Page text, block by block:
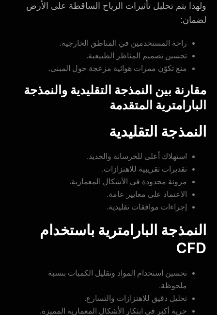
ولهذا يتم تحليل تأثيرات الرياح الساقطة على الأرض
لضمان:
راحة المستخدمين في المناطق الخارجية.
تحسين تصميم المناظر الطبيعية.
منع تكوّن ممرات هوائية مزعجة حول المبنى.
مقارنة بين النمذجة التقليدية والنمذجة
البارامترية المتقدمة
النمذجة التقليدية
استهلاك أعلى للخرسانة والحديد.
تقديرات تقريبية للاهتزازات.
مرونة محدودة في الأشكال المعمارية.
الاعتماد على معايير عامة.
إجراءات موافقات تقليدية.
النمذجة البارامترية باستخدام
CFD
تحسين استخدام المواد وتقليل الكميات بنسبة
ملحوظة.
تحليل دقيق للاهتزازات والتسارع.
حرية أكبر في ابتكار الأشكال المعمارية المميزة.